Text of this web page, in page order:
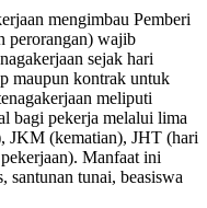
mengimbau Pemberi
perorangan) wajib
sejak hari
maupun kontrak untuk
meliputi
bagi pekerja melalui lima
JKM (kematian), JHT (hari
Manfaat ini
santunan tunai, beasiswa